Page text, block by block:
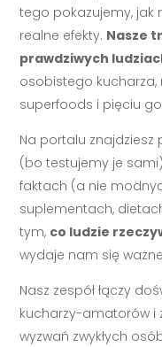
tego pokazujemy, jak
realne efekty. Nasze
prawdziwych
osobistego
superfoods i pięciu
Na portalu znajdziesz
(bo testujemy je
faktach (a nie
suplementach,
tym, co ludzie
wydaje nam się
Nasz zespół łączy
kucharzy-amatorów i
wyzwań zwykłych